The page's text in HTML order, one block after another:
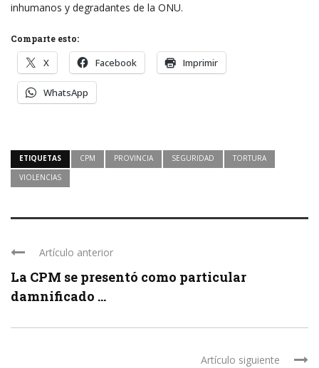
inhumanos y degradantes de la ONU.
Comparte esto:
X Facebook Imprimir
WhatsApp
ETIQUETAS CPM PROVINCIA SEGURIDAD
TORTURA
VIOLENCIAS
Artículo anterior
La CPM se presentó como particular
damnificado ...
Artículo siguiente